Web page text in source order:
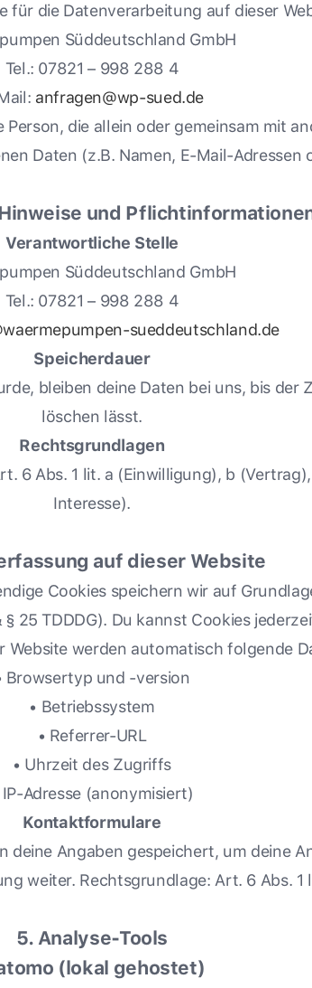
für die Datenverarbeitung auf dieser
Süddeutschland GmbH
Tel.: 07821 – 998 288 4
anfragen@wp-sued.de
die allein oder gemeinsam mit
Daten (z.B. Namen, E-Mail-Adressen
und
Verantwortliche Stelle
Süddeutschland GmbH
Tel.: 07821 – 998 288 4
sueddeutschland.de
Speicherdauer
bleiben deine Daten bei uns, bis
löschen lässt.
Rechtsgrundlagen
6 Abs. 1 lit. a (Einwilligung), b
Interesse).
auf dieser Website
Cookies speichern wir auf
25 TDDDG). Du kannst Cookies
Website werden automatisch folgende
Browsertyp und -version
• Betriebssystem
• Referrer-URL
• Uhrzeit des Zugriffs
IP-Adresse (anonymisiert)
Kontaktformulare
Angaben gespeichert, um deine
weiter. Rechtsgrundlage: Art. 6 Abs. 1
5. Analyse-Tools
(lokal gehostet)